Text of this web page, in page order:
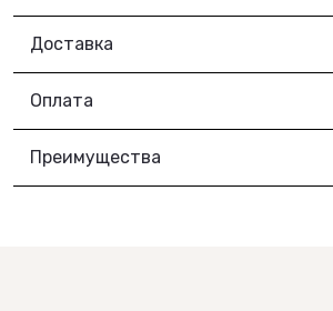
Доставка
Оплата
Преимущества